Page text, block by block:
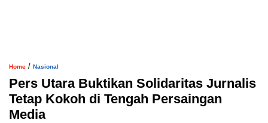
Home / Nasional
Pers Utara Buktikan Solidaritas Jurnalis
Tetap Kokoh di Tengah Persaingan
Media